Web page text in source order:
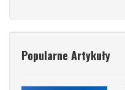
Popularne Artykuły